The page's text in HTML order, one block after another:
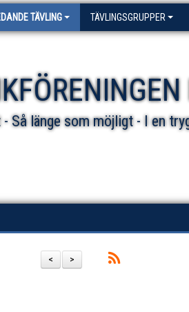
TÄVLING TÄVLINGSGRUPPER
Så länge som möjligt - I en
>
<